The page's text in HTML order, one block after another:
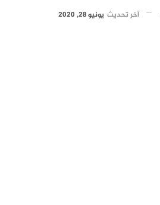
آخر تحديث يونيو 28, 2020